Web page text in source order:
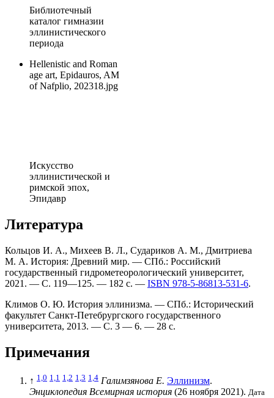
Библиотечный
каталог гимназии
эллинистического
периода
Hellenistic and Roman
age art, Epidauros, AM
of Nafplio, 202318.jpg
Искусство
эллинистической и
римской эпох,
Эпидавр
Литература
Кольцов И. А., Михеев В. Л., Судариков А. М., Дмитриева
М. А. История: Древний мир. — СПб.: Российский
государственный гидрометеорологический университет,
2021. — С. 119—125. — 182 с. — ISBN 978-5-86813-531-6.
Климов О. Ю. История эллинизма. — СПб.: Исторический
факультет Санкт-Петебрургского государственного
университета, 2013. — С. 3 — 6. — 28 с.
Примечания
↑ 1,0 1,1 1,2 1,3 1,4 Галимзянова Е. Эллинизм.
Энциклопедия Всемирная история (26 ноября 2021). Дата